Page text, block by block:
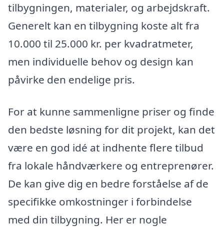
tilbygningen, materialer, og arbejdskraft.
Generelt kan en tilbygning koste alt fra
10.000 til 25.000 kr. per kvadratmeter,
men individuelle behov og design kan
påvirke den endelige pris.
For at kunne sammenligne priser og finde
den bedste løsning for dit projekt, kan det
være en god idé at indhente flere tilbud
fra lokale håndværkere og entreprenører.
De kan give dig en bedre forståelse af de
specifikke omkostninger i forbindelse
med din tilbygning. Her er nogle